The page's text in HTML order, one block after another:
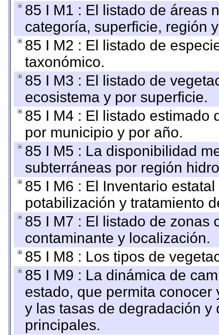
85 I M1 : El listado de áreas
categoría, superficie, región
85 I M2 : El listado de
taxonómico.
85 I M3 : El listado de
ecosistema y por superficie.
85 I M4 : El listado estimado
por municipio y por año.
85 I M5 : La disponibilidad
subterráneas por región
85 I M6 : El Inventario
potabilización y tratamiento
85 I M7 : El listado de zonas
contaminante y localización.
85 I M8 : Los tipos de
85 I M9 : La dinámica de
estado, que permita
y las tasas de degradación
principales.